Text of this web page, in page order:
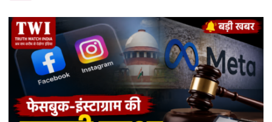
में
सोना
₹7,064
और
चांदी
₹14,094
महंगी,
रिकॉर्ड